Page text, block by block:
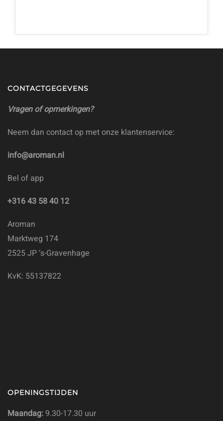
CONTACTGEGEVENS
Vragen of opmerkingen?
Neem dan contact op met onze klantenservice:
info@aroman.nl
Bel of app
+316 43 58 40 12
Aroman
Marktweg 174
2525 JP ‘s-Gravenhage
KvK: 55137822
OPENINGSTIJDEN
Maandag: 9.30-17.30 uur